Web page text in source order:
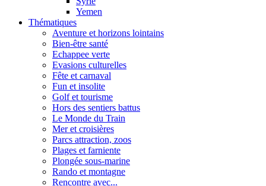
Yemen
Thématiques
Aventure et horizons lointains
Bien-être santé
Echappee verte
Evasions culturelles
Fête et carnaval
Fun et insolite
Golf et tourisme
Hors des sentiers battus
Le Monde du Train
Mer et croisières
Parcs attraction, zoos
Plages et farniente
Plongée sous-marine
Rando et montagne
Rencontre avec...